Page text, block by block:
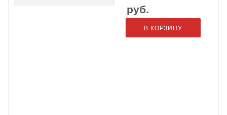
руб.
В КОРЗИНУ